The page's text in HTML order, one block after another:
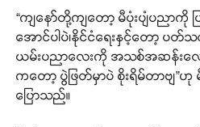
“ကျနော်တို့ကျတော့ မီပုံးပျံပညာကို ပြ
အောင်ပါပဲ၊နိုင်ငံရေးနှင့်တော့ ပ
ယမ်းပညာလေးကို အသစ်အဆန်းလေး
ကတော့ ပွဲဖြတ်မှာပဲ စိုးရိမ်တာဗျ”ဟု
ပြောသည်။